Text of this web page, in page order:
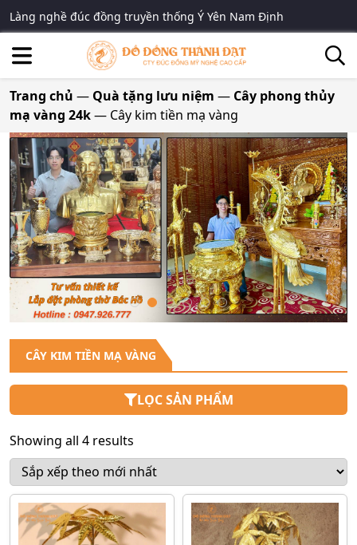
Làng nghề đúc đồng truyền thống Ý Yên Nam Định
Trang chủ — Quà tặng lưu niệm — Cây phong thủy
mạ vàng 24k— Cây kim tiền mạ vàng
CÂY KIM TIỀN MẠ VÀNG
LỌC SẢN PHẨM
Showing all 4 results